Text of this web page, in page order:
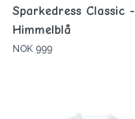
Sparkedress Classic -
Himmelblå
NOK 999